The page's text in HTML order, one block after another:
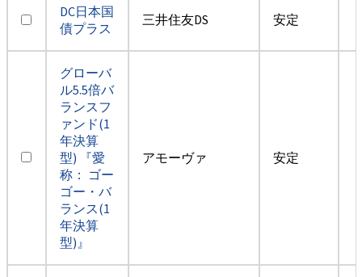
DC日本国
債プラス
三井住友DS 安定
グローバ
ル5.5倍バ
ランスフ
ァンド(1
年決算
型) 『愛
称： ゴー
ゴー・バ
ランス(1
年決算
型)』
アモーヴァ 安定